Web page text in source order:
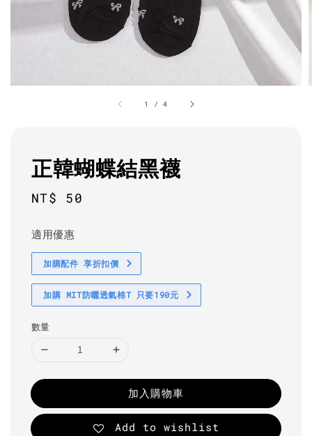
1 /4
正韓蝴蝶結黑襪
Regular
NT$ 50
適用優惠
加購配件 享折扣價
加購 MIT防曬透氣棉T 只要190元
數量
加入購物車
Add to wishlist